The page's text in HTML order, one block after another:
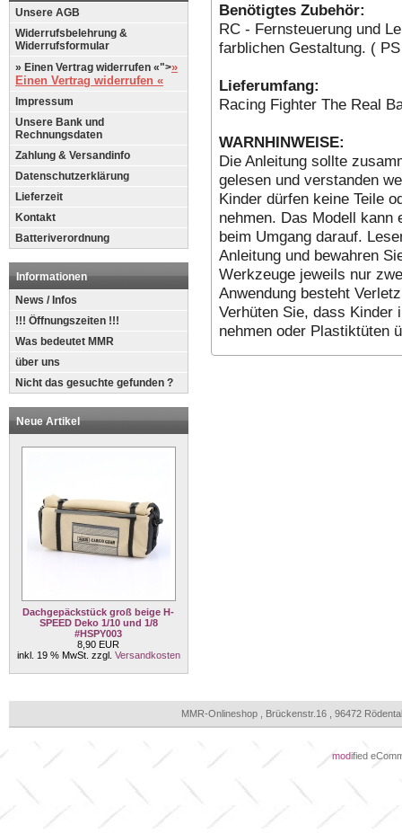
Unsere AGB
Widerrufsbelehrung &
Widerrufsformular
» Einen Vertrag widerrufen «">»
Einen Vertrag widerrufen «
Impressum
Unsere Bank und
Rechnungsdaten
Zahlung & Versandinfo
Datenschutzerklärung
Lieferzeit
Kontakt
Batteriverordnung
Informationen
News / Infos
!!! Öffnungszeiten !!!
Was bedeutet MMR
über uns
Nicht das gesuchte gefunden ?
Neue Artikel
Dachgepäckstück groß beige H-
SPEED Deko 1/10 und 1/8
#HSPY003
8,90 EUR
inkl. 19 % MwSt. zzgl. Versandkosten
Benötigtes Zubehör:
RC - Fernsteuerung und
farblichen Gestaltung. (
Lieferumfang:
Racing Fighter The Real
WARNHINWEISE:
Die Anleitung sollte
gelesen und verstanden
Kinder dürfen keine Teile
nehmen. Das Modell kann
beim Umgang darauf.
Anleitung und bewahren
Werkzeuge jeweils nur
Anwendung besteht
Verhüten Sie, dass Kinder
nehmen oder Plastiktüten
MMR-Onlineshop , Brückenstr.16 , 96472
modified